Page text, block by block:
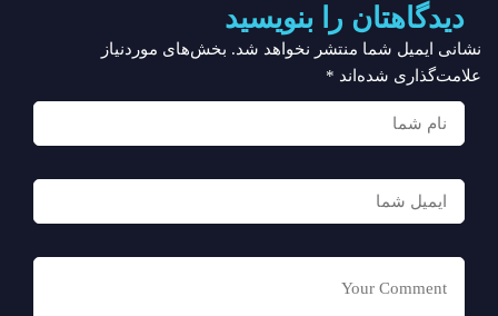
دیدگاهتان را بنویسید
نشانی ایمیل شما منتشر نخواهد شد. بخش‌های موردنیاز
علامت‌گذاری شده‌اند *